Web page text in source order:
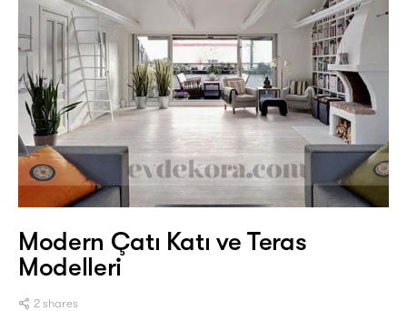
Modern Çatı Katı ve Teras
Modelleri
2 shares